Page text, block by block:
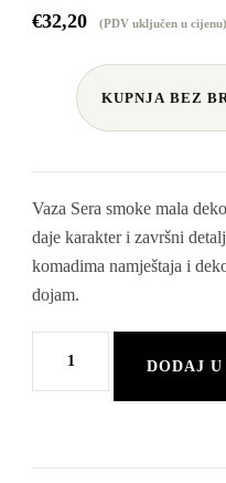
€32,20 (PDV uključen u cijenu)
KUPNJA BEZ
Vaza Sera smoke mala
daje karakter i završni
komadima namještaja i
dojam.
Sera
DODAJ